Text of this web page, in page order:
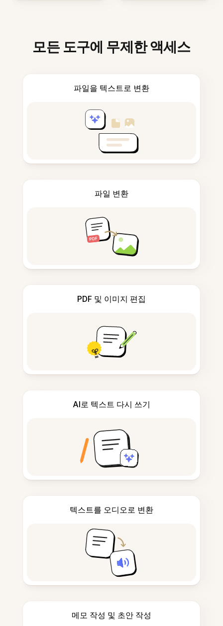
모든 도구에 무제한 액세스
파일을 텍스트로 변환
파일 변환
PDF 및 이미지 편집
AI로 텍스트 다시 쓰기
텍스트를 오디오로 변환
메모 작성 및 초안 작성